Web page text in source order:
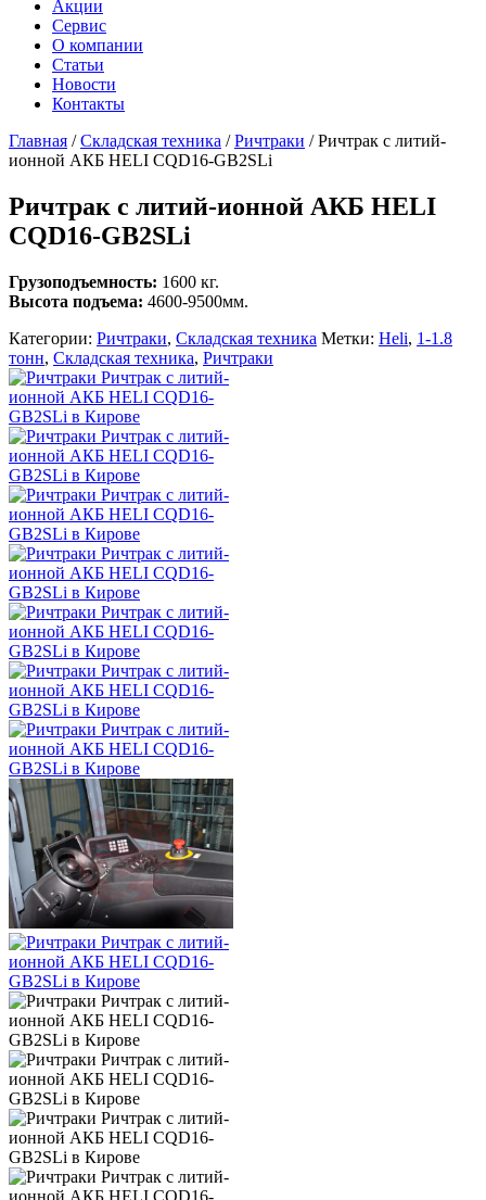
Акции
Сервис
О компании
Статьи
Новости
Контакты
Главная /Складская техника /Ричтраки /Ричтрак с литий-
ионной АКБ HELI CQD16-GB2SLi
Ричтрак с литий-ионной АКБ HELI
CQD16-GB2SLi
Грузоподъемность: 1600 кг.
Высота подъема: 4600-9500мм.
Категории: Ричтраки, Складская техника Метки: Heli, 1-1.8
тонн, Складская техника, Ричтраки